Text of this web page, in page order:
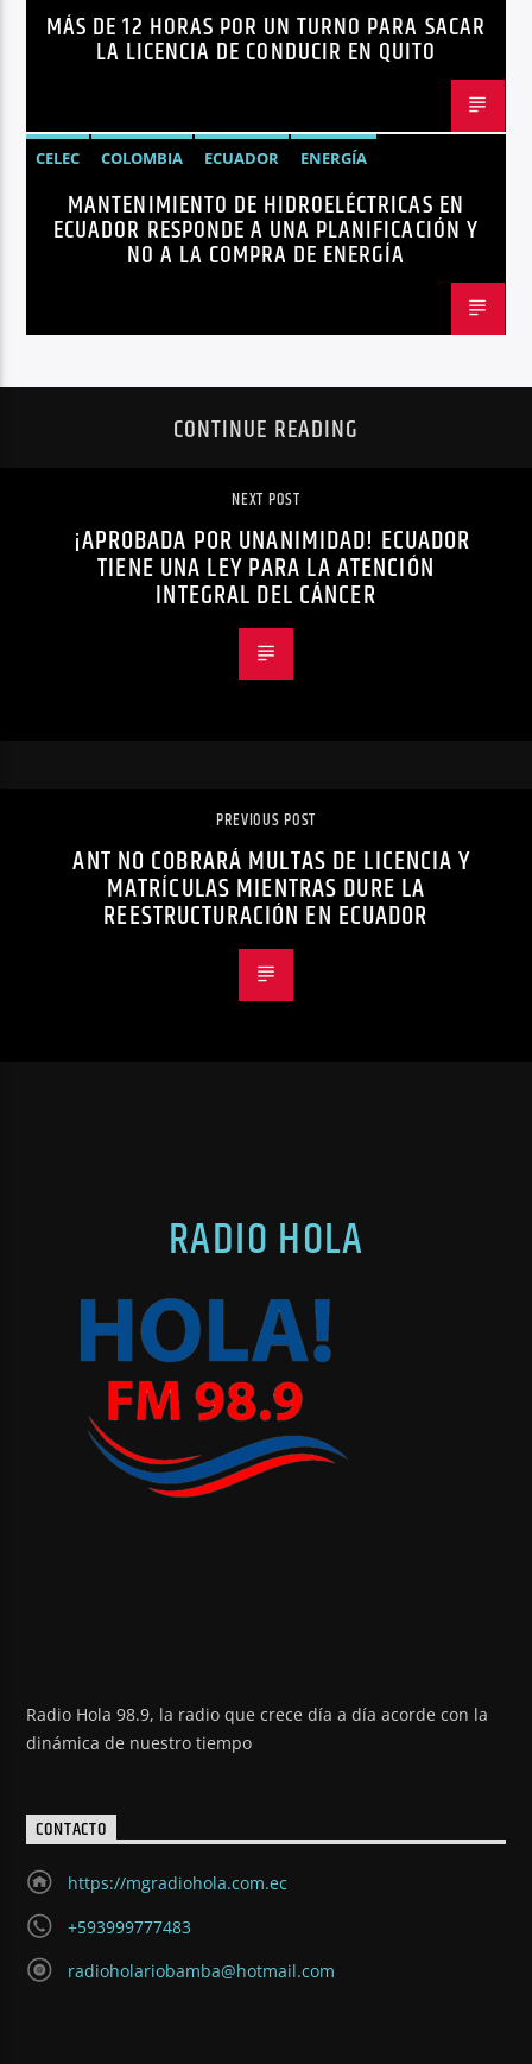
LICENCIAS
NOTICIAS
MÁS DE 12 HORAS POR UN TURNO PARA SACAR
LA LICENCIA DE CONDUCIR EN QUITO
CELEC COLOMBIA ECUADOR
ENERGÍA
HIDROELÉCTRICAS
NOTICIAS
MANTENIMIENTO DE HIDROELÉCTRICAS EN
ECUADOR RESPONDE A UNA PLANIFICACIÓN Y
NO A LA COMPRA DE ENERGÍA
CONTINUE READING
NEXT POST
¡APROBADA POR UNANIMIDAD! ECUADOR
TIENE UNA LEY PARA LA ATENCIÓN
INTEGRAL DEL CÁNCER
PREVIOUS POST
ANT NO COBRARÁ MULTAS DE LICENCIA Y
MATRÍCULAS MIENTRAS DURE LA
REESTRUCTURACIÓN EN ECUADOR
RADIO HOLA
Radio Hola 98.9, la radio que crece día a día acorde con la
dinámica de nuestro tiempo
CONTACTO
https://mgradiohola.com.ec
+593999777483
radioholariobamba@hotmail.com